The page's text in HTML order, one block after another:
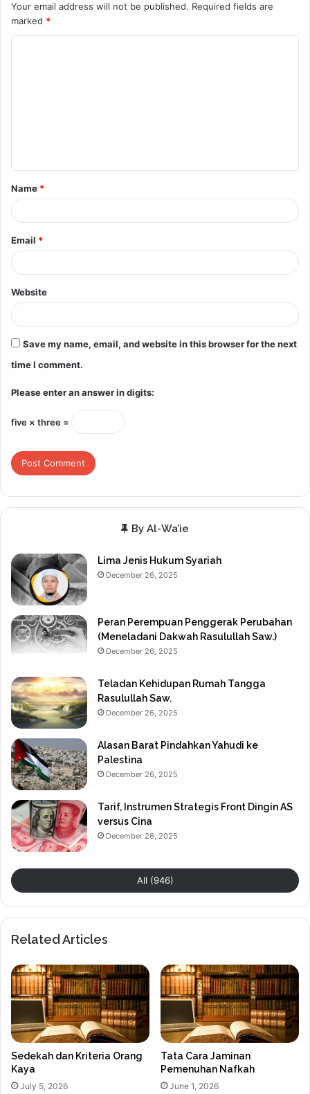
Your email address will not be published. Required fields are
marked *
t
*
Name *
Email *
Website
Save my name, email, and website in this browser for the next
time I comment.
Please enter an answer in digits:
five × three =
By Al-Wa’ie
Lima Jenis Hukum Syariah
December 26, 2025
Peran Perempuan Penggerak Perubahan
(Meneladani Dakwah Rasulullah Saw.)
December 26, 2025
Teladan Kehidupan Rumah Tangga
Rasulullah Saw.
December 26, 2025
Alasan Barat Pindahkan Yahudi ke
Palestina
December 26, 2025
Tarif, Instrumen Strategis Front Dingin AS
versus Cina
December 26, 2025
All (946)
Related Articles
Sedekah dan Kriteria Orang
Kaya
July 5, 2026
Tata Cara Jaminan
Pemenuhan Nafkah
June 1, 2026